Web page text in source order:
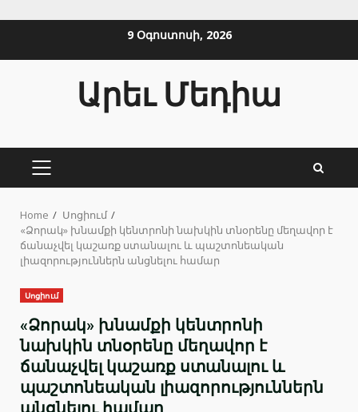
9 Օգոստոսի, 2026
Արեւ Մեդիա
PRIMARY
Home
Սոցիում
«Ձորակ» խնամքի կենտրոնի նախկին տնօրենը մեղավոր է
ճանաչվել կաշառք ստանալու և պաշտոնեական
լիազորություններն անցնելու համար
Սոցիում
«Ձորակ» խնամքի կենտրոնի
նախկին տնօրենը մեղավոր է
ճանաչվել կաշառք ստանալու և
պաշտոնեական լիազորություններն
անցնելու համար